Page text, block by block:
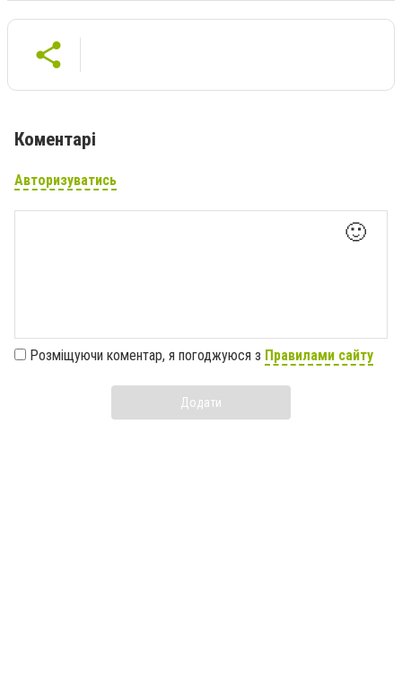
Коментарі
Авторизуватись
🙂
Розміщуючи коментар, я погоджуюся з Правилами сайту
Додати